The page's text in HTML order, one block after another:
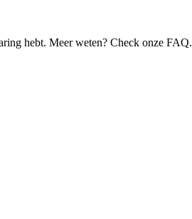
hebt. Meer weten? Check onze FAQ.